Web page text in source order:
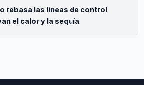
rebasa las líneas de control
el calor y la sequía